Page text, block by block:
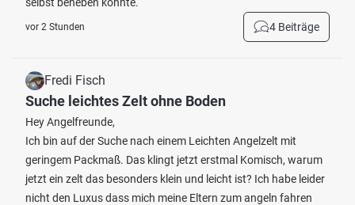
vor 2 Stunden 4 Beiträge
Fredi Fisch
Suche leichtes Zelt ohne Boden
Hey Angelfreunde,
Ich bin auf der Suche nach einem Leichten Angelzelt mit
geringem Packmaß. Das klingt jetzt erstmal Komisch, warum
jetzt ein zelt das besonders klein und leicht ist? Ich habe leider
nicht den Luxus dass mich meine Eltern zum angeln fahren